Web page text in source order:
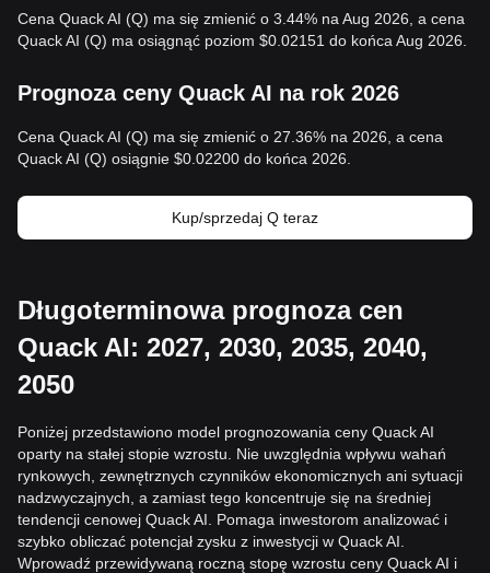
Cena Quack AI (Q) ma się zmienić o 3.44% na Aug 2026, a cena
Quack AI (Q) ma osiągnąć poziom $0.02151 do końca Aug 2026.
Prognoza ceny Quack AI na rok 2026
Cena Quack AI (Q) ma się zmienić o 27.36% na 2026, a cena
Quack AI (Q) osiągnie $0.02200 do końca 2026.
Kup/sprzedaj Q teraz
Długoterminowa prognoza cen
Quack AI: 2027, 2030, 2035, 2040,
2050
Poniżej przedstawiono model prognozowania ceny Quack AI
oparty na stałej stopie wzrostu. Nie uwzględnia wpływu wahań
rynkowych, zewnętrznych czynników ekonomicznych ani sytuacji
nadzwyczajnych, a zamiast tego koncentruje się na średniej
tendencji cenowej Quack AI. Pomaga inwestorom analizować i
szybko obliczać potencjał zysku z inwestycji w Quack AI.
Wprowadź przewidywaną roczną stopę wzrostu ceny Quack AI i